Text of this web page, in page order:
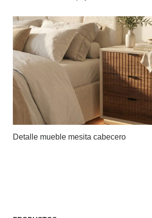
Detalle mueble mesita cabecero